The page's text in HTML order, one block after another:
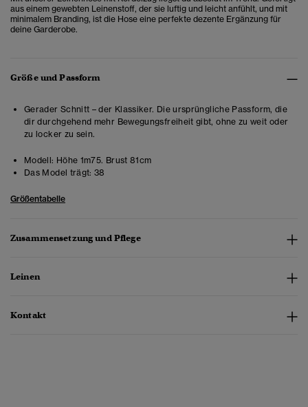
aus einem gewebten Leinenstoff, der sie luftig und leicht anfühlt, und mit
minimalem Branding, ist die Hose eine perfekte dezente Ergänzung für
deine Garderobe.
Größe und Passform
Gerader Schnitt – der Klassiker. Die ursprüngliche Passform, die
dir durchgehend mehr Bewegungsfreiheit gibt, ohne zu weit oder
zu locker zu sein.
Modell: Höhe 1m75. Brust 81cm
Das Model trägt: 38
Größentabelle
Zusammensetzung und Pflege
Leinen
Kontakt